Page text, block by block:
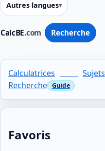
CalcBE.com Recherche
Autres langues
Calculatrices Sujets
Recherche
Favoris